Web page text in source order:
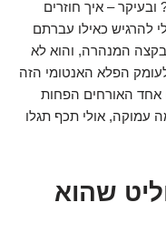
– איך חוזרים
להרגיש כאילו עברתם
בקצה המנהרה, והוא לא
הפלא האנטומי הזה
אחד האורחים הפחות
עמוקה, אולי תכף תגלו
שהוא